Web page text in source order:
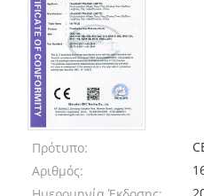
Πρότυπο:
Αριθμός: